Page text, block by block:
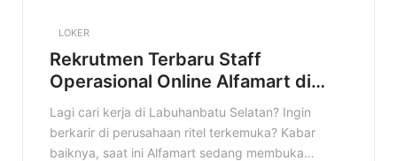
LOKER
Rekrutmen Terbaru Staff
Operasional Online Alfamart di
Labuhanbatu Selatan Terbaru
Lagi cari kerja di Labuhanbatu Selatan? Ingin
berkarir di perusahaan ritel terkemuka? Kabar
baiknya, saat ini Alfamart sedang membuka